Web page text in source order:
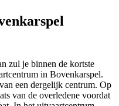
zul je binnen de kortste
in Bovenkarspel.
een dergelijk centrum. Op
van de overledene voordat